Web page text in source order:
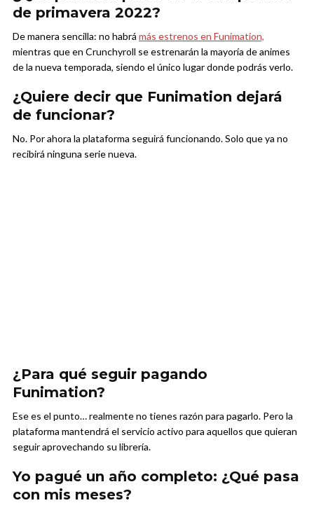
de primavera 2022?
De manera sencilla: no habrá más estrenos en Funimation,
mientras que en Crunchyroll se estrenarán la mayoría de animes
de la nueva temporada, siendo el único lugar donde podrás verlo.
¿Quiere decir que Funimation dejará
de funcionar?
No. Por ahora la plataforma seguirá funcionando. Solo que ya no
recibirá ninguna serie nueva.
¿Para qué seguir pagando
Funimation?
Ese es el punto… realmente no tienes razón para pagarlo. Pero la
plataforma mantendrá el servicio activo para aquellos que quieran
seguir aprovechando su librería.
Yo pagué un año completo: ¿Qué pasa
con mis meses?